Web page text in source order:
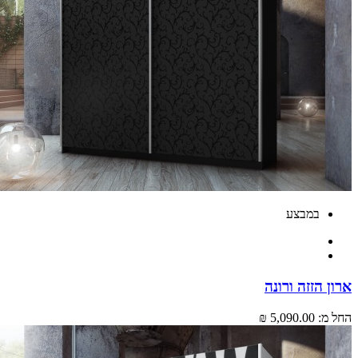
במבצע
הזזה ורונה
מ: 5,090.00 ₪